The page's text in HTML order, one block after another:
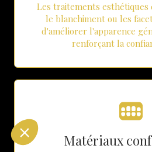
Les traitements esthétiques
le blanchiment ou les
d'améliorer l'apparence
renforçant la
Matériaux